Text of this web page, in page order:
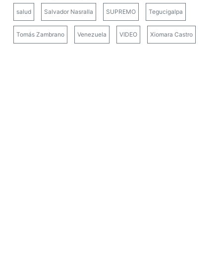
salud Salvador Nasralla SUPREMO Tegucigalpa
Tomás Zambrano Venezuela VIDEO Xiomara Castro